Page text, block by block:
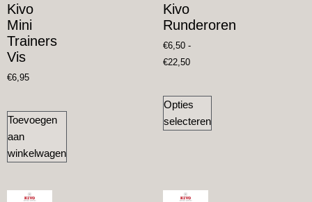
Kivo
Mini
Trainers
Vis
€6,95
Toevoegen
aan
winkelwagen
Kivo
Runderoren
€6,50 -
€22,50
Opties
selecteren